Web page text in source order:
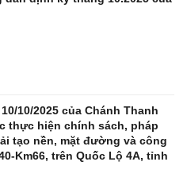
10/2025 của Chánh Thanh
thực hiện chính sách, pháp
tạo nền, mặt đường và công
Km66, trên Quốc Lộ 4A, tỉnh